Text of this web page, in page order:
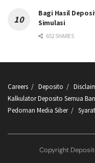
Bagi Hasil
Simulasi
652 SHARES
Careers Deposito
Kalkulator Deposito Semua
Pedoman Media Siber
Copyright